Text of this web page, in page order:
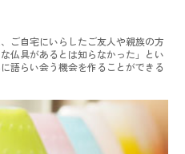
ご自宅にいらしたご友人や親族の方
仏具があるとは知らなかった」とい
語らい会う機会を作ることができる